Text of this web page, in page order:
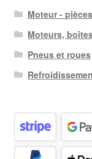
Moteur -
Moteurs,
Pneus et roues